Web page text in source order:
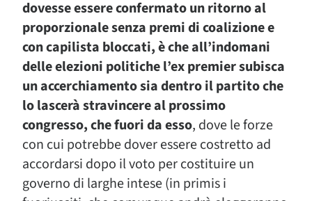
dovesse essere confermato un ritorno al
proporzionale senza premi di coalizione e
con capilista bloccati, è che all’indomani
delle elezioni politiche l’ex premier subisca
un accerchiamento sia dentro il partito che
lo lascerà stravincere al prossimo
congresso, che fuori da esso, dove le forze
con cui potrebbe dover essere costretto ad
accordarsi dopo il voto per costituire un
governo di larghe intese (in primis i